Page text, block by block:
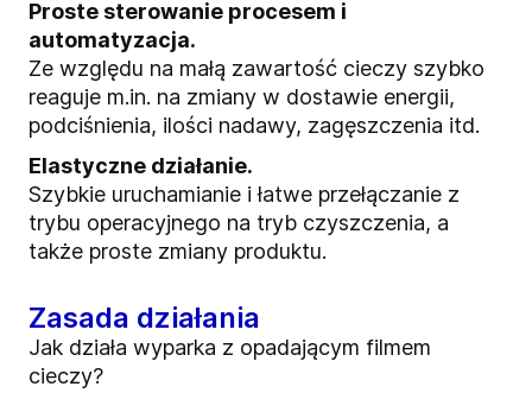
Proste sterowanie procesem i
automatyzacja.
Ze względu na małą zawartość cieczy szybko
reaguje m.in. na zmiany w dostawie energii,
podciśnienia, ilości nadawy, zagęszczenia itd.
Elastyczne działanie.
Szybkie uruchamianie i łatwe przełączanie z
trybu operacyjnego na tryb czyszczenia, a
także proste zmiany produktu.
Zasada działania
Jak działa wyparka z opadającym filmem
cieczy?